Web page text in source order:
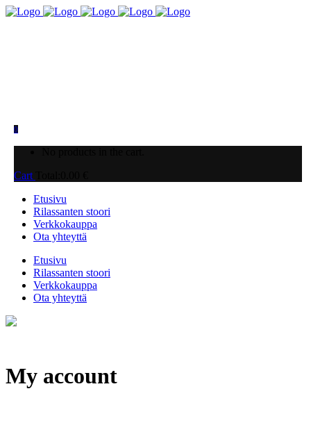
0
Cart
Etusivu
Rilassanten stoori
Verkkokauppa
Ota yhteyttä
Etusivu
Rilassanten stoori
Verkkokauppa
Ota yhteyttä
My account